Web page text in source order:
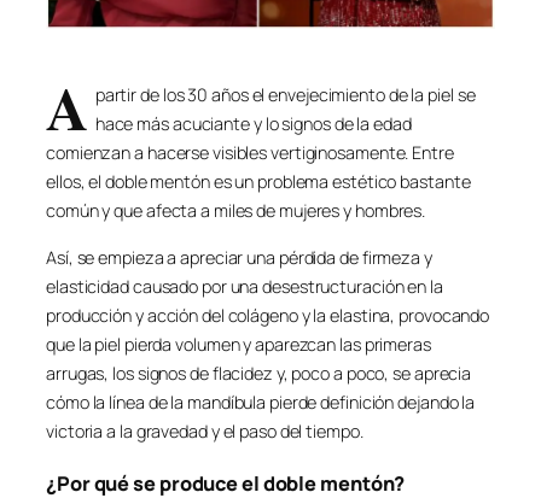
A partir de los 30 años el envejecimiento de la piel se
hace más acuciante y lo signos de la edad
comienzan a hacerse visibles vertiginosamente. Entre
ellos, el doble mentón es un problema estético bastante
común y que afecta a miles de mujeres y hombres.
Así, se empieza a apreciar una pérdida de firmeza y
elasticidad causado por una desestructuración en la
producción y acción del colágeno y la elastina, provocando
que la piel pierda volumen y aparezcan las primeras
arrugas, los signos de flacidez y, poco a poco, se aprecia
cómo la línea de la mandíbula pierde definición dejando la
victoria a la gravedad y el paso del tiempo.
¿Por qué se produce el doble mentón?